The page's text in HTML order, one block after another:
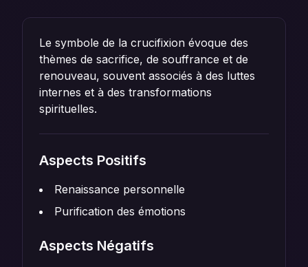
Le symbole de la crucifixion évoque des
thèmes de sacrifice, de souffrance et de
renouveau, souvent associés à des luttes
internes et à des transformations
spirituelles.
Aspects Positifs
Renaissance personnelle
Purification des émotions
Aspects Négatifs